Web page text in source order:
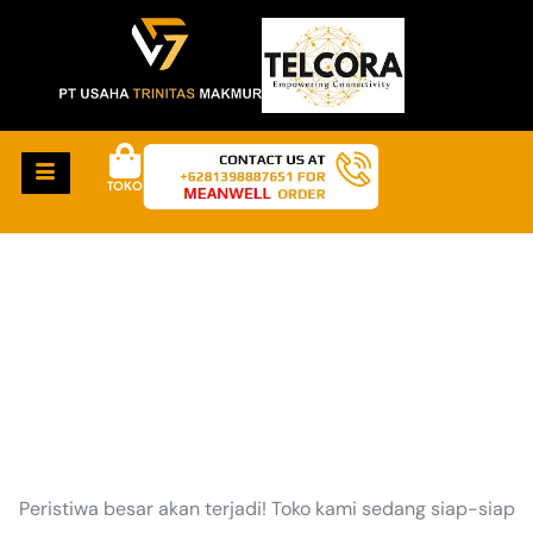
TOKO
Peristiwa besar akan terjadi! Toko kami sedang siap-siap